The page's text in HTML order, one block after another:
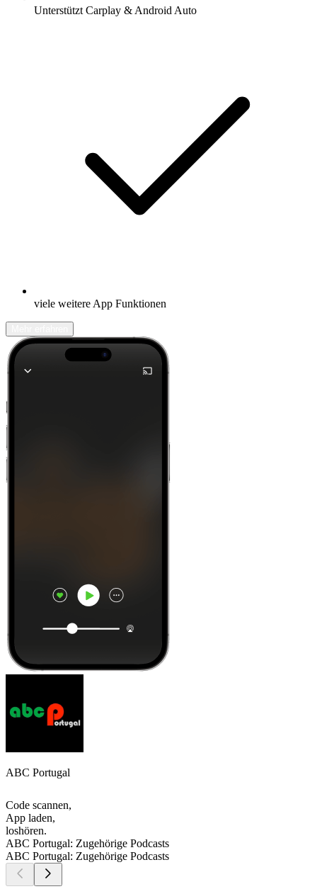
Unterstützt Carplay & Android Auto
viele weitere App Funktionen
ABC Portugal
Code scannen,
App laden,
loshören.
ABC Portugal: Zugehörige Podcasts
ABC Portugal: Zugehörige Podcasts